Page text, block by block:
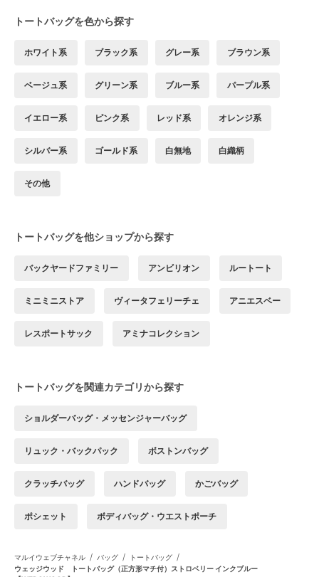
トートバッグを色から探す
ホワイト系 ブラック系 グレー系 ブラウン系
ベージュ系 グリーン系 ブルー系 パープル系
イエロー系 ピンク系 レッド系 オレンジ系
シルバー系 ゴールド系 白無地 白織柄
その他
トートバッグを他ショップから探す
バックヤードファミリー アンビリオン ルートート
ミニミニストア ヴィータフェリーチェ アニエスベー
レスポートサック アミナコレクション
トートバッグを関連カテゴリから探す
ショルダーバッグ・メッセンジャーバッグ
リュック・バックパック ボストンバッグ
クラッチバッグ ハンドバッグ かごバッグ
ポシェット ボディバッグ・ウエストポーチ
マルイウェブチャネル / バッグ / トートバッグ /
ウェッジウッド トートバッグ（正方形マチ付）ストロベリー インクブルー